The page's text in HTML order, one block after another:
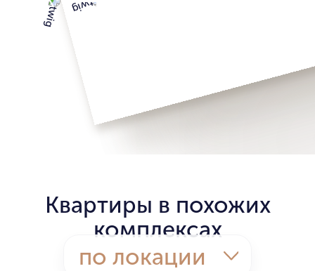
Квартиры в похожих
комплексах
по локации